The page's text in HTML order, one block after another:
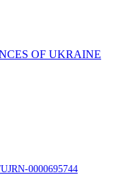
OF UKRAINE
0000695744